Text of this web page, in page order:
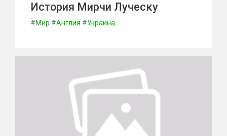
История Мирчи Луческу
#Мир #Англия #Украина